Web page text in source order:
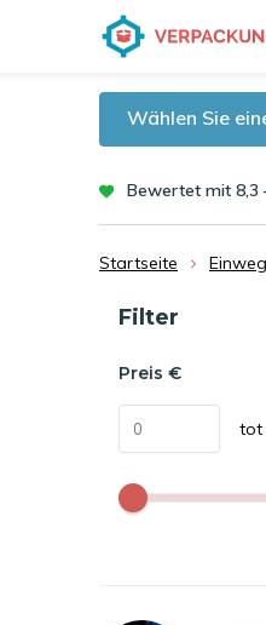
Wählen Sie
Bewertet mit 8,3
Startseite
Sortieren nach:
Filter
Preis €
tot